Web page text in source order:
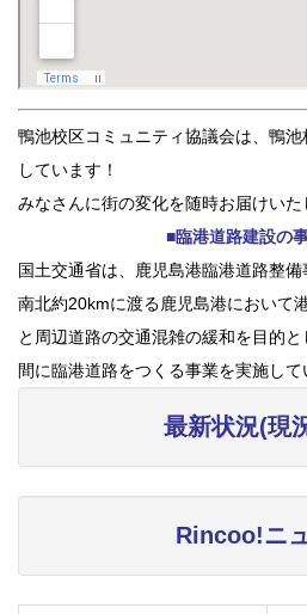
鴨池校区コミュニティ協議会は、鴨
しています！
みなさんに街の変化を随時お届けいた
■臨港道路建設の
国土交通省は、鹿児島港臨港道路整
南北約20kmに渡る鹿児島港において
と周辺道路の交通混雑の緩和を目的
間に臨港道路をつくる事業を実施して
最新状況(現
Rincoo!ニ